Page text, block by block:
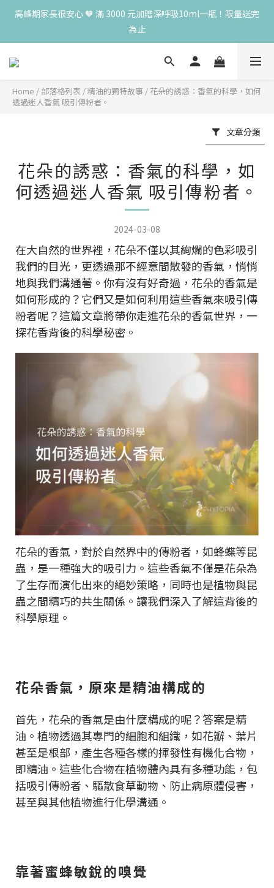
高峰期家長很安心 🧡 滿 3000 元加贈深呼吸10ml一瓶！限量送完
為止
高峰期家長很安心 🧡 滿 3000 元加贈深呼吸10ml一瓶！限量送完
為止
😍 8月慶典！250ml 無痛/深呼吸/橙花開賣！獨享 68 折再送 20ml
😍 50ml 任一瓶結帳享 8 折，任三瓶享 75 折，任五瓶享 7 折！想
高峰期家長很安心 🧡 滿 3000 元加贈深呼吸10ml一瓶！限量送完
Home / 部落格列表 /精油的獨特故事 / 花朵的誘惑：香氣的科學，如何
透過迷人香氣 吸引傳粉者。
文章分類
花朵的誘惑：香氣的科學，如
何透過迷人香氣 吸引傳粉者。
2024-03-08
在大自然的世界裡，花朵不僅以其絢爛的色彩吸引
我們的目光，更透過那不經意間散發的香氣，悄悄
地與我們溝通著。你有沒有好奇過，花朵的香氣是
如何形成的？它們又是如何利用這些香氣來吸引傳
粉者呢？這篇文章將帶你走進花朵的香氣世界，一
探花香背後的科學秘密。
花朵的香氣，對於自然界中的傳粉者，如蜂蝶等昆
蟲，是一種強大的吸引力。這些香氣不僅是花朵為
了生存而演化出來的絕妙策略，同時也是植物與昆
蟲之間精巧的共生關係。讓我們深入了解這背後的
科學原理。
花朵香氣，原來是精油構成的
首先，花朵的香氣是由什麼構成的呢？答案是精
油。植物透過其專門的細胞和組織，如花瓣、葉片
甚至是根部，產生各種各樣的揮發性有機化合物，
即精油。這些化合物在植物體內具有多種功能，包
括吸引傳粉者、驅散食草動物、防止病原體侵害，
甚至與其他植物進行化學溝通。
靠著蜜蜂敏銳的嗅覺